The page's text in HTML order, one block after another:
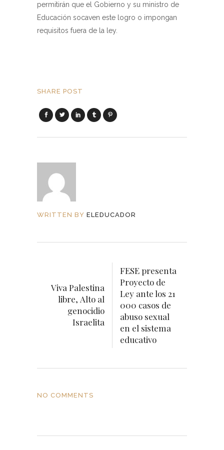
permitirán que el Gobierno y su ministro de
Educación socaven este logro o impongan
requisitos fuera de la ley.
SHARE POST
WRITTEN BY ELEDUCADOR
Viva Palestina
libre, Alto al
genocidio
Israelita
FESE presenta
Proyecto de
Ley ante los 21
000 casos de
abuso sexual
en el sistema
educativo
NO COMMENTS